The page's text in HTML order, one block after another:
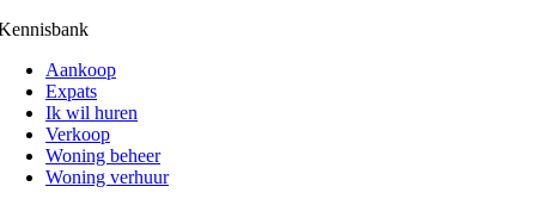
Aankoop
Expats
Ik wil huren
Verkoop
Woning beheer
Woning verhuur